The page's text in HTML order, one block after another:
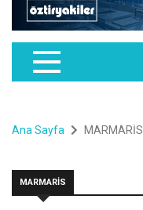
Ana Sayfa MARMARİS
MARMARİS